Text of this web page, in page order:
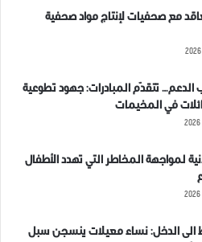
مع صحفيات لإنتاج مواد صحفية
تتقدّم المبادرات: جهود تطوعية
في المخيمات
لمواجهة المخاطر التي تهدد الأطفال
الى الدخل: نساء معيلات ينسجن سبل